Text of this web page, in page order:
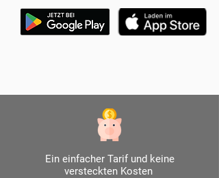
Ein einfacher Tarif und keine
versteckten Kosten